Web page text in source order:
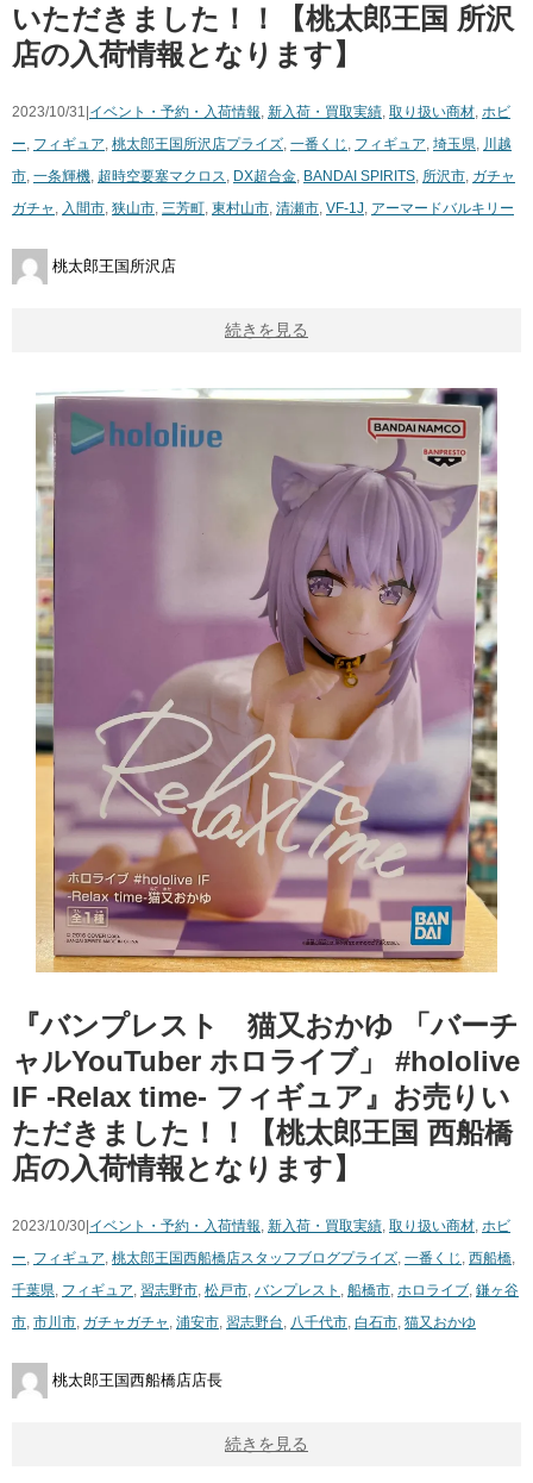
いただきました！！【桃太郎王国 所沢
店の入荷情報となります】
2023/10/31|イベント・予約・入荷情報 新入荷・買取実績 取り扱い商材 ホビ
ー フィギュア 桃太郎王国所沢店プライズ 一番くじ フィギュア 埼玉県
川越
市 一条輝機 超時空要塞マクロス DX超合金 BANDAI ​SPIRITS 所沢市 ガチャ
ガチャ
入間市 狭山市 三芳町 東村山市 清瀬市 VF-1J アーマードバルキリー
桃太郎王国所沢店
続きを見る
『バンプレスト 猫又おかゆ ​「バーチ
ャルYouTuber ​ホロライブ」 ​#hololive
​IF ​-Relax ​time- フィギュア』お売りい
ただきました！！【桃太郎王国 西船橋
店の入荷情報となります】
2023/10/30|イベント・予約・入荷情報 新入荷・買取実績 取り扱い商材 ホビ
ー フィギュア 桃太郎王国西船橋店スタッフブログプライズ 一番くじ 西船橋
千葉県 フィギュア 習志野市 松戸市 バンプレスト 船橋市 ホロライブ 鎌ヶ谷
市 市川市 ガチャガチャ 浦安市 習志野台 八千代市 白石市 猫又おかゆ
桃太郎王国西船橋店店長
続きを見る